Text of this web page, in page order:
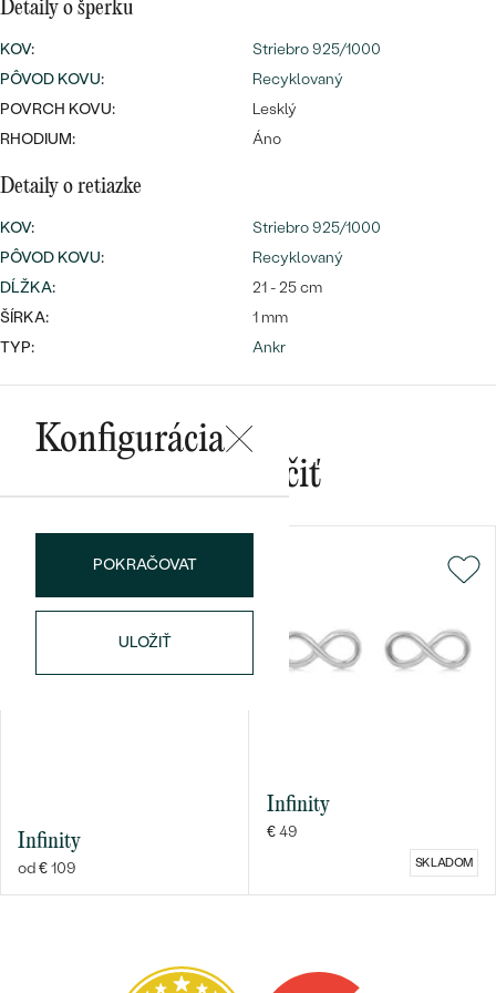
Wave kolekcia
PODĽA TVARU DRAHOKAMU
NA MIERU
DIAMANTY
Bestsellery
náušnice
Personalizované
prívesky
OBJAVIŤ
Najpredávanejšie
prstene
Detaily o šperku
KOV:
Striebro 925/1000
PÔVOD KOVU:
Recyklovaný
POVRCH KOVU:
Lesklý
RHODIUM:
Áno
Detaily o retiazke
KOV:
Striebro 925/1000
PÔVOD KOVU:
Recyklovaný
DĹŽKA:
21 - 25 cm
ŠÍRKA:
1 mm
TYP:
Ankr
Konfigurácia
POKRAČOVAT
ULOŽIŤ
Mohlo by sa vám páčiť
Infinity
od € 109
Infinity
€ 49
SKLADOM